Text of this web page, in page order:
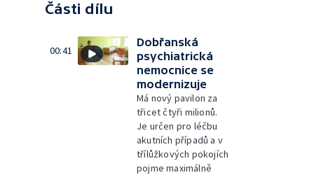
Části dílu
00:41
Dobřanská
psychiatrická
nemocnice se
modernizuje
Má nový pavilon za
třicet čtyři milionů.
Je určen pro léčbu
akutních případů a v
třílůžkových pokojích
pojme maximálně